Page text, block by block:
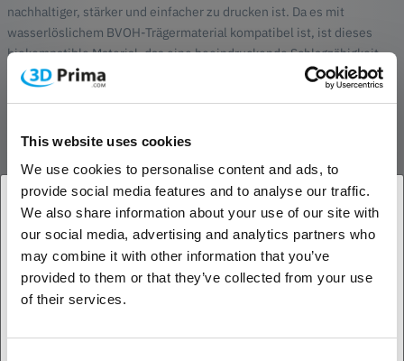
This website uses cookies
We use cookies to personalise content and ads, to
provide social media features and to analyse our traffic.
We also share information about your use of our site with
our social media, advertising and analytics partners who
may combine it with other information that you’ve
provided to them or that they’ve collected from your use
of their services.
nachhaltiger, stärker und einfacher zu drucken ist. Da es mit
wasserlöslichem BVOH-Trägermaterial kompatibel ist, ist dieses
biokompatible Material, das eine beeindruckende Schlagzähigkeit
aufweist - 720 % höher als Standard-PLA - die perfekte Lösung für
einem separaten Prozessschritt verbessert werden, wodurch die
Zähigkeit um bis zu 230 % und die Hitzebeständigkeit um 257 %
erhöht werden kann.
Anwendungsbeispiele
Lehren und Vorrichtungen
Orthesen und Prothesen
1. Sind Sie Geschäftskunde oder Privatkunde?
Geschäftskunde
Privatkunde